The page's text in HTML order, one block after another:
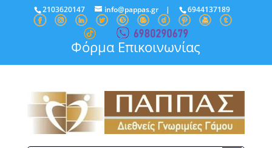
2103620147 info@pappas.gr| 6944137189
Φόρμα Επικοινωνίας